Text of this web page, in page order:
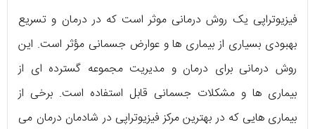
فیزیوتراپی یک روش درمانی موثر است که در درمان و تسریع
بهبودی بسیاری از بیماری‌ ها و عوارض جسمانی مؤثر است. این
روش درمانی برای درمان و مدیریت مجموعه گسترده ‌ای از
بیماری ‌ها و مشکلات جسمانی قابل استفاده است. برخی از
بیماری ‌هایی که در بهترین مرکز فیزیوتراپی در شادمان درمان می